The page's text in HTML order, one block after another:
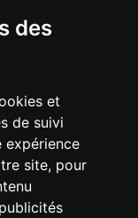
des
et
de suivi
expérience
site, pour
Souprosse
et de 12h30 à